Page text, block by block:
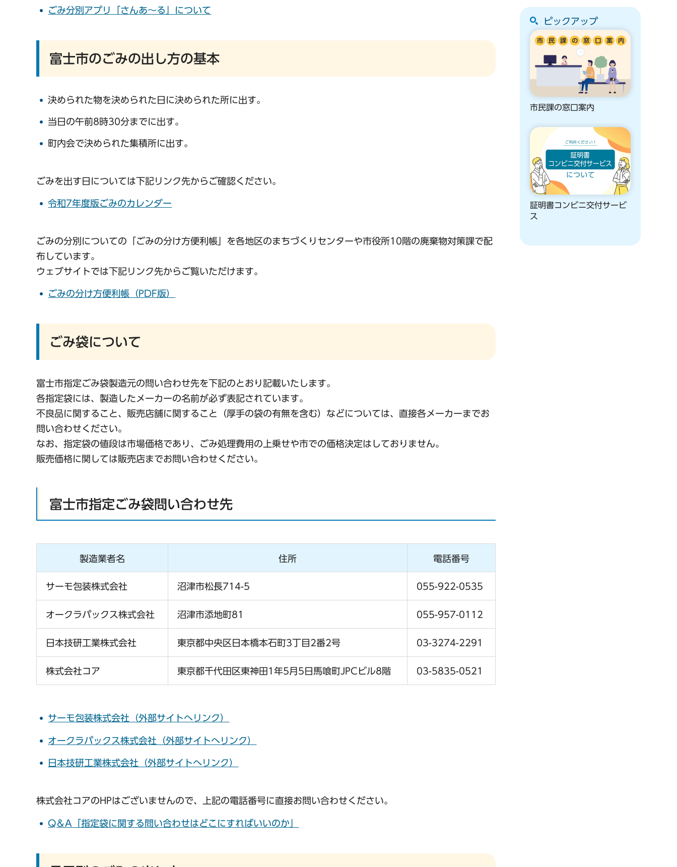
ごみ分別アプリ「さんあ～る」について
富士市のごみの出し方の基本
決められた物を決められた日に決められた所に出す。
当日の午前8時30分までに出す。
町内会で決められた集積所に出す。
ごみを出す日については下記リンク先からご確認ください。
令和7年度版ごみのカレンダー
ごみの分別についての「ごみの分け方便利帳」を各地区のまちづくりセンターや市役所10階の廃棄物対策課で配
布しています。
ウェブサイトでは下記リンク先からご覧いただけます。
ごみの分け方便利帳（PDF版）
ごみ袋について
富士市指定ごみ袋製造元の問い合わせ先を下記のとおり記載いたします。
各指定袋には、製造したメーカーの名前が必ず表記されています。
不良品に関すること、販売店舗に関すること（厚手の袋の有無を含む）などについては、直接各メーカーまでお
問い合わせください。
なお、指定袋の値段は市場価格であり、ごみ処理費用の上乗せや市での価格決定はしておりません。
販売価格に関しては販売店までお問い合わせください。
富士市指定ごみ袋問い合わせ先
製造業者名 住所 電話番号
サーモ包装株式会社 沼津市松長714-5 055-922-0535
オークラパックス株式会社 沼津市添地町81 055-957-0112
日本技研工業株式会社 東京都中央区日本橋本石町3丁目2番2号 03-3274-2291
株式会社コア 東京都千代田区東神田1年5月5日馬喰町JPCビル8階 03-5835-0521
サーモ包装株式会社（外部サイトへリンク）
オークラパックス株式会社（外部サイトへリンク）
日本技研工業株式会社（外部サイトへリンク）
株式会社コアのHPはございませんので、上記の電話番号に直接お問い合わせください。
Q＆A「指定袋に関する問い合わせはどこにすればいいのか」
ピックアップ
市民課の窓口案内
証明書コンビニ交付サービ
ス